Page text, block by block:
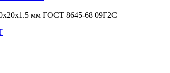
мм ГОСТ 8645-68 09Г2С